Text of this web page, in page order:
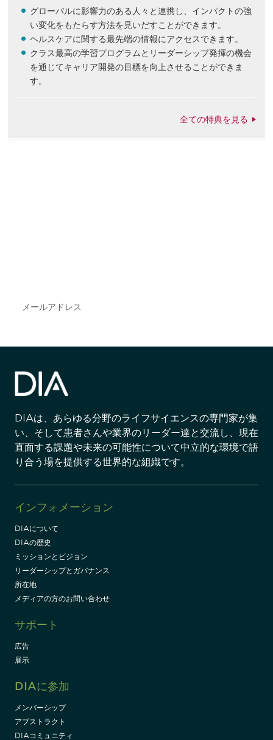
グローバルに影響力のある人々と連携し、インパクトの強
い変化をもたらす方法を見いだすことができます。
ヘルスケアに関する最先端の情報にアクセスできます。
クラス最高の学習プログラムとリーダーシップ発揮の機会
を通じてキャリア開発の目標を向上させることができま
す。
全ての特典を見る
DIAは、あらゆる分野のライフサイエンスの専門家が集
い、そして患者さんや業界のリーダー達と交流し、現在
直面する課題や未来の可能性について中立的な環境で語
り合う場を提供する世界的な組織です。
インフォメーション
DIAについて
DIAの歴史
ミッションとビジョン
リーダーシップとガバナンス
所在地
メディアの方のお問い合わせ
サポート
広告
展示
DIAに参加
メンバーシップ
アブストラクト
DIAコミュニティ